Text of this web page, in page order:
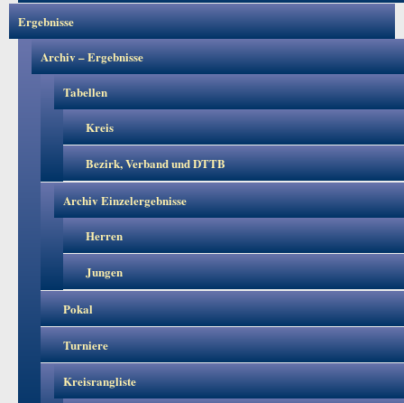
Ergebnisse
Archiv – Ergebnisse
Tabellen
Kreis
Bezirk, Verband und DTTB
Archiv Einzelergebnisse
Herren
Jungen
Pokal
Turniere
Kreisrangliste